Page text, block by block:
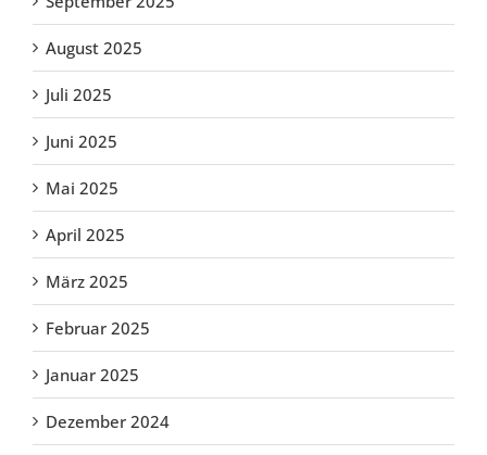
August 2025
Juli 2025
Juni 2025
Mai 2025
April 2025
März 2025
Februar 2025
Januar 2025
Dezember 2024